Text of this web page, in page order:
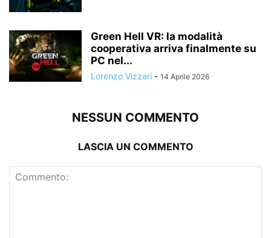
Green Hell VR: la modalità
cooperativa arriva finalmente su
PC nel...
Lorenzo Vizzari - 14 Aprile 2026
NESSUN COMMENTO
LASCIA UN COMMENTO